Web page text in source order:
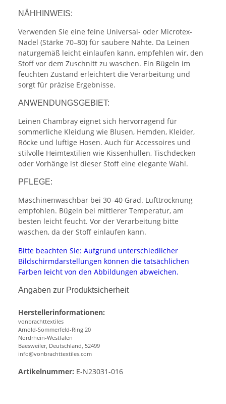
NÄHHINWEIS:
Verwenden Sie eine feine Universal- oder Microtex-
Nadel (Stärke 70–80) für saubere Nähte. Da Leinen
naturgemäß leicht einlaufen kann, empfehlen wir, den
Stoff vor dem Zuschnitt zu waschen. Ein Bügeln im
feuchten Zustand erleichtert die Verarbeitung und
sorgt für präzise Ergebnisse.
ANWENDUNGSGEBIET:
Leinen Chambray eignet sich hervorragend für
sommerliche Kleidung wie Blusen, Hemden, Kleider,
Röcke und luftige Hosen. Auch für Accessoires und
stilvolle Heimtextilien wie Kissenhüllen, Tischdecken
oder Vorhänge ist dieser Stoff eine elegante Wahl.
PFLEGE:
Maschinenwaschbar bei 30–40 Grad. Lufttrocknung
empfohlen. Bügeln bei mittlerer Temperatur, am
besten leicht feucht. Vor der Verarbeitung bitte
waschen, da der Stoff einlaufen kann.
Bitte beachten Sie: Aufgrund unterschiedlicher
Bildschirmdarstellungen können die tatsächlichen
Farben leicht von den Abbildungen abweichen.
Angaben zur Produktsicherheit
Herstellerinformationen:
vonbrachttextiles
Arnold-Sommerfeld-Ring 20
Nordrhein-Westfalen
Baesweiler, Deutschland, 52499
info@vonbrachttextiles.com
Artikelnummer: E-N23031-016